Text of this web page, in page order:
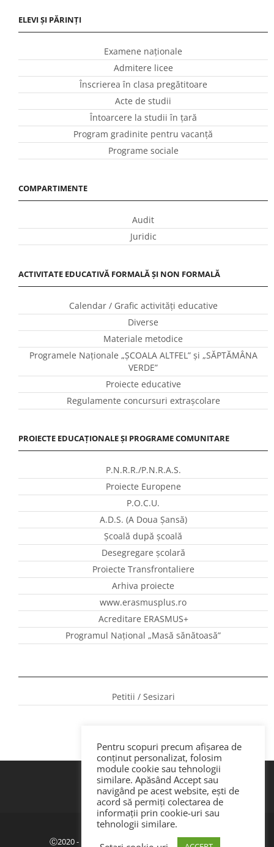
ELEVI ȘI PĂRINȚI
Examene naționale
Admitere licee
Înscrierea în clasa pregătitoare
Acte de studii
Întoarcere la studii în ţară
Program gradinite pentru vacanţă
Programe sociale
COMPARTIMENTE
Audit
Juridic
ACTIVITATE EDUCATIVĂ FORMALĂ ȘI NON FORMALĂ
Calendar / Grafic activităţi educative
Diverse
Materiale metodice
Programele Naţionale „ŞCOALA ALTFEL” și „SĂPTĂMÂNA
VERDE”
Proiecte educative
Regulamente concursuri extraşcolare
PROIECTE EDUCAȚIONALE ȘI PROGRAME COMUNITARE
P.N.R.R./P.N.R.A.S.
Proiecte Europene
P.O.C.U.
A.D.S. (A Doua Șansă)
Școală după școală
Desegregare școlară
Proiecte Transfrontaliere
Arhiva proiecte
www.erasmusplus.ro
Acreditare ERASMUS+
Programul Național „Masă sănătoasă”
Petitii / Sesizari
Politica de confidenţialitate|GDPR
Ⓒ2020 - ISJ Botoșani. Dezvoltat de Webemotion.
Pentru scopuri precum afișarea de
conținut personalizat, folosim
module cookie sau tehnologii
similare. Apăsând Accept sau
navigând pe acest website, ești de
acord să permiți colectarea de
informații prin cookie-uri sau
tehnologii similare.